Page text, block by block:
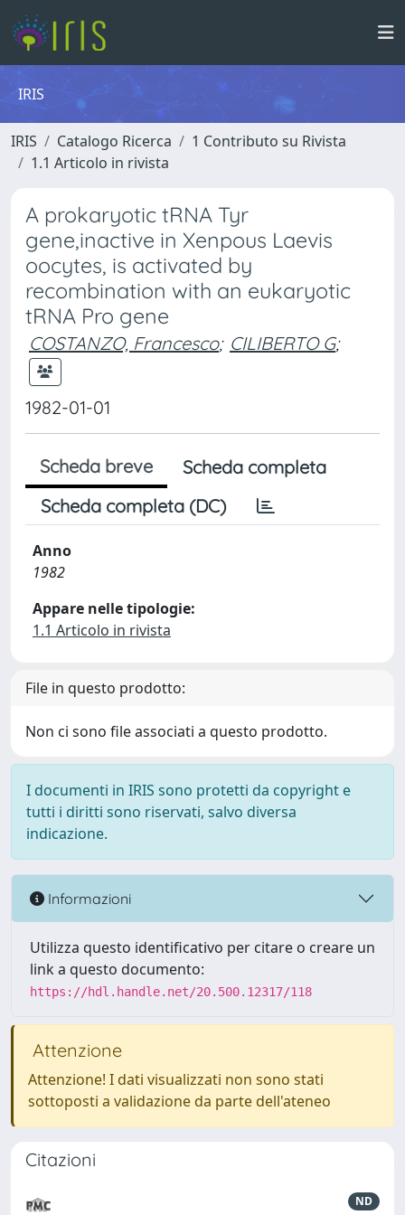
IRIS
IRIS Catalogo Ricerca
1 Contributo su Rivista
1.1 Articolo in rivista
A prokaryotic tRNA Tyr
gene,inactive in Xenpous Laevis
oocytes, is activated by
recombination with an eukaryotic
tRNA Pro gene
COSTANZO, Francesco; CILIBERTO G;
1982-01-01
Scheda breve
Scheda completa
Scheda completa (DC)
Anno
1982
Appare nelle tipologie:
1.1 Articolo in rivista
File in questo prodotto:
Non ci sono file associati a questo prodotto.
I documenti in IRIS sono protetti da copyright e
tutti i diritti sono riservati, salvo diversa
indicazione.
Informazioni
Utilizza questo identificativo per citare o creare un
link a questo documento:
https://hdl.handle.net/20.500.12317/118
Attenzione
Attenzione! I dati visualizzati non sono stati
sottoposti a validazione da parte dell'ateneo
Citazioni
ND